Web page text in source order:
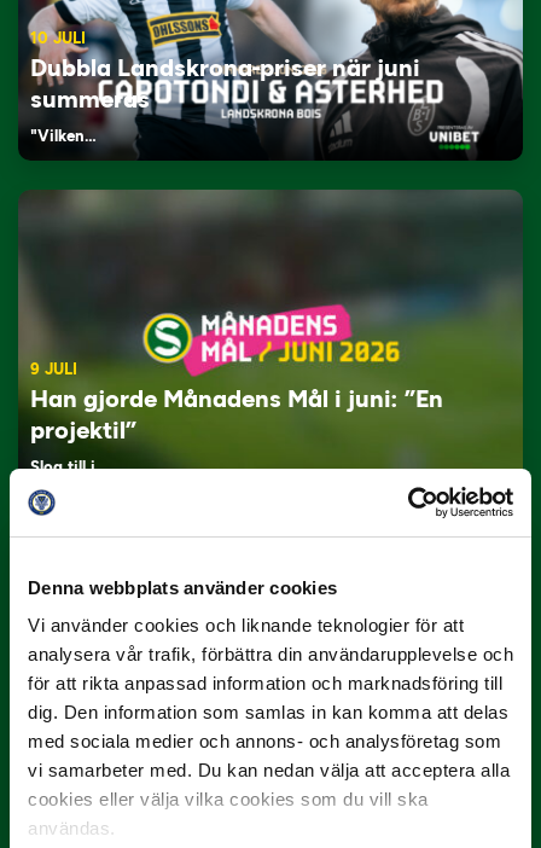
Denna webbplats använder cookies
Vi använder cookies och liknande teknologier för att
analysera vår trafik, förbättra din användarupplevelse och
för att rikta anpassad information och marknadsföring till
dig. Den information som samlas in kan komma att delas
med sociala medier och annons- och analysföretag som
vi samarbeter med. Du kan nedan välja att acceptera alla
cookies eller välja vilka cookies som du vill ska
användas.
10 JULI
Dubbla Landskrona-priser när juni
summeras
"Vilken…
9 JULI
Han gjorde Månadens Mål i juni: ”En
projektil”
Slog till i…
3 JULI
Rösta på Månadens Spelare i juni
Yttrar gör…